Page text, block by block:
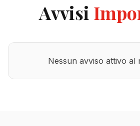
Avvisi
Nessun avviso attivo al